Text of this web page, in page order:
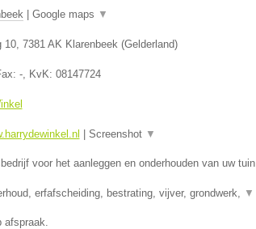
| Google maps ▼
10, 7381 AK Klarenbeek(Gelderland)
-, KvK: 08147724
Screenshot ▼
voor het aanleggen en onderhouden van uw tuin
erfafscheiding, bestrating, vijver, grondwerk, ▼
afspraak.